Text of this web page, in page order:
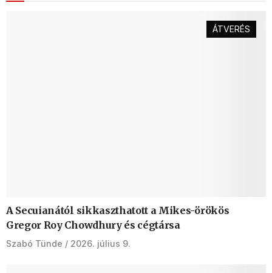
ÁTVERÉS
A Secuianától sikkaszthatott a Mikes-örökös
Gregor Roy Chowdhury és cégtársa
Szabó Tünde 2026. július 9.